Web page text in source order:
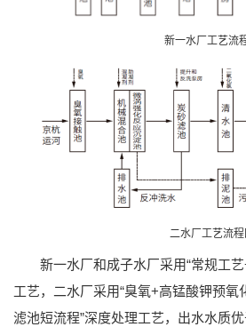
新一水厂工艺流
二水厂工艺流程
新一水厂和成子水厂采用“常规工艺
工艺，二水厂采用“臭氧+高锰酸钾预
滤池短流程”深度处理工艺，出水水质